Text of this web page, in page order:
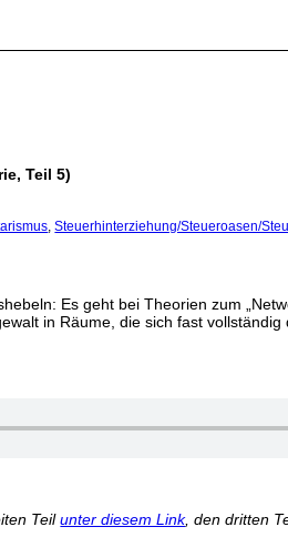
Teil 5)
,Steuerhinterziehung/Steueroasen/
Es geht bei Theorien zum
in Räume, die sich fast
Teilunter diesem Link, den dritten